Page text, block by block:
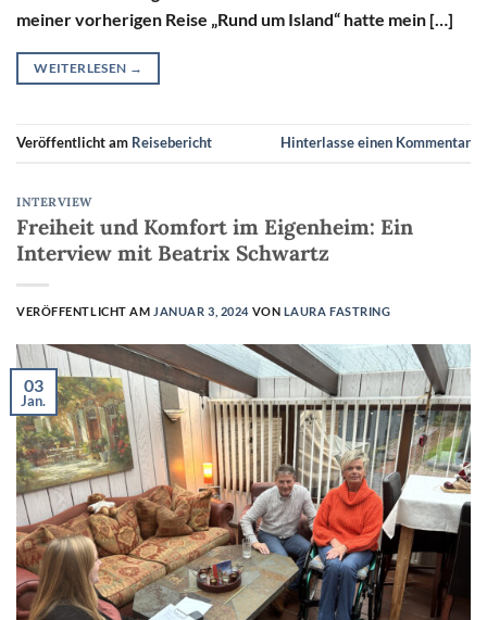
meiner vorherigen Reise „Rund um Island“ hatte mein […]
WEITERLESEN →
Veröffentlicht am Reisebericht Hinterlasse einen Kommentar
INTERVIEW
Freiheit und Komfort im Eigenheim: Ein
Interview mit Beatrix Schwartz
VERÖFFENTLICHT AM JANUAR 3, 2024 VON LAURA FASTRING
03
Jan.